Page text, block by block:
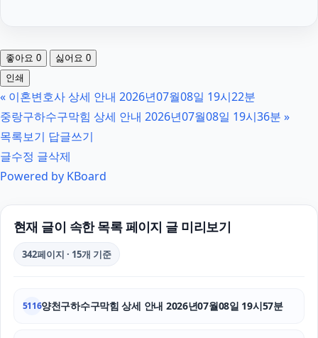
인스타 팔로워 구매
인스타 좋아요 늘리기
김해이혼전문변호사
도지티켓
좋아요 0 싫어요 0
인쇄
« 이혼변호사 상세 안내 2026년07월08일 19시22분
중랑구하수구막힘 상세 안내 2026년07월08일 19시36분 »
목록보기 답글쓰기
글수정 글삭제
Powered by KBoard
현재 글이 속한 목록 페이지 글 미리보기
342페이지 · 15개 기준
5116양천구하수구막힘 상세 안내 2026년07월08일 19시57분